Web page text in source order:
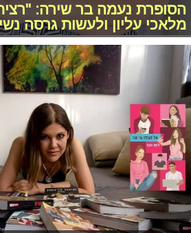
הסופרת נעמה בר שירה:
מלאכי עליון ולעשות גרסה